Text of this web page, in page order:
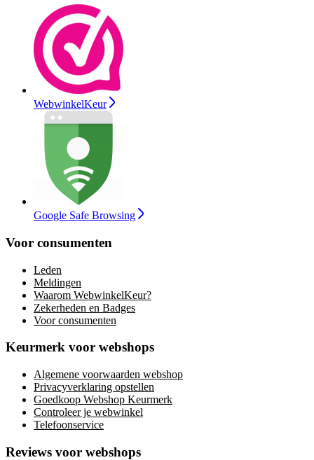
WebwinkelKeur
Google Safe Browsing
Voor consumenten
Leden
Meldingen
Waarom WebwinkelKeur?
Zekerheden en Badges
Voor consumenten
Keurmerk voor webshops
Algemene voorwaarden webshop
Privacyverklaring opstellen
Goedkoop Webshop Keurmerk
Controleer je webwinkel
Telefoonservice
Reviews voor webshops